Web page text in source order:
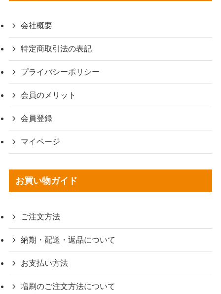
会社概要
特定商取引法の表記
プライバシーポリシー
会員のメリット
会員登録
マイページ
お買い物ガイド
ご注文方法
納期・配送・返品について
お支払い方法
増刷のご注文方法について